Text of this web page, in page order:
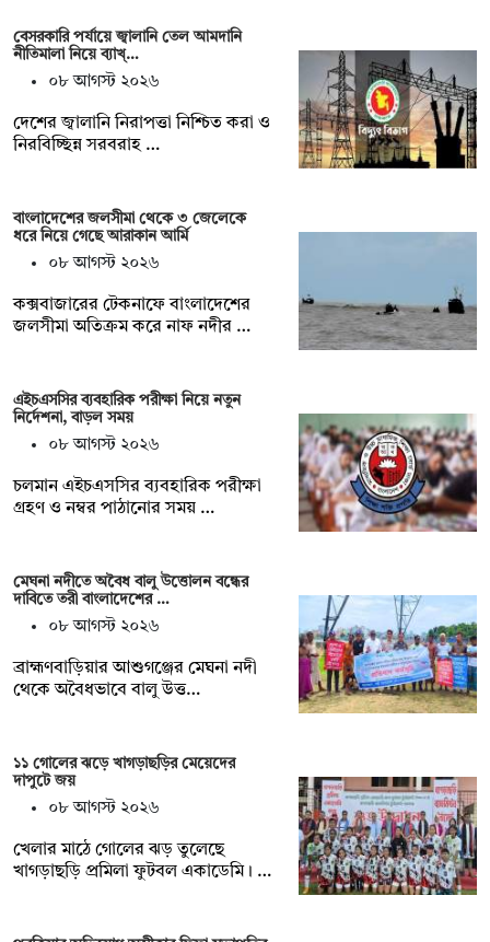
বেসরকারি পর্যায়ে জ্বালানি তেল আমদানি
নীতিমালা নিয়ে ব্যাখ্…
০৮ আগস্ট ২০২৬
দেশের জ্বালানি নিরাপত্তা নিশ্চিত করা ও
নিরবিচ্ছিন্ন সরবরাহ …
বাংলাদেশের জলসীমা থেকে ৩ জেলেকে
ধরে নিয়ে গেছে আরাকান আর্মি
০৮ আগস্ট ২০২৬
কক্সবাজারের টেকনাফে বাংলাদেশের
জলসীমা অতিক্রম করে নাফ নদীর …
এইচএসসির ব্যবহারিক পরীক্ষা নিয়ে নতুন
নির্দেশনা, বাড়ল সময়
০৮ আগস্ট ২০২৬
চলমান এইচএসসির ব্যবহারিক পরীক্ষা
গ্রহণ ও নম্বর পাঠানোর সময় …
মেঘনা নদীতে অবৈধ বালু উত্তোলন বন্ধের
দাবিতে তরী বাংলাদেশের …
০৮ আগস্ট ২০২৬
ব্রাহ্মণবাড়িয়ার আশুগঞ্জের মেঘনা নদী
থেকে অবৈধভাবে বালু উত্ত…
১১ গোলের ঝড়ে খাগড়াছড়ির মেয়েদের
দাপুটে জয়
০৮ আগস্ট ২০২৬
খেলার মাঠে গোলের ঝড় তুলেছে
খাগড়াছড়ি প্রমিলা ফুটবল একাডেমি। …